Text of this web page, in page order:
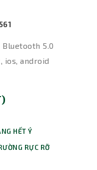
5.0
ios, android
HẾT Ý
RỰC RỠ